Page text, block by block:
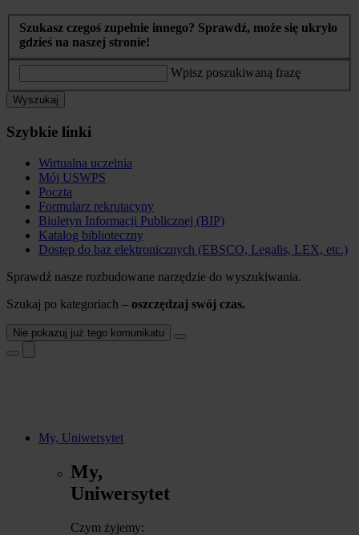
Szukasz czegoś zupełnie innego? Sprawdź, może się ukryło
gdzieś na naszej stronie!
Wpisz poszukiwaną frazę
Wyszukaj
Szybkie linki
Wirtualna uczelnia
Mój USWPS
Poczta
Formularz rekrutacyny
Biuletyn Informacji Publicznej (BIP)
Katalog biblioteczny
Dostęp do baz elektronicznych (EBSCO, Legalis, LEX, etc.)
Sprawdź nasze rozbudowane narzędzie do wyszukiwania.
Szukaj po kategoriach – oszczędzaj swój czas.
Nie pokazuj już tego komunikatu
My, Uniwersytet
My,
Uniwersytet
Czym żyjemy: